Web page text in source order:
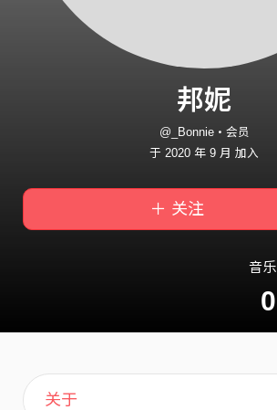
邦妮
@_Bonnie・会员
于 2020 年 9 月 加入
＋ 关注
音乐
0
主页
歌单
喜欢
关于